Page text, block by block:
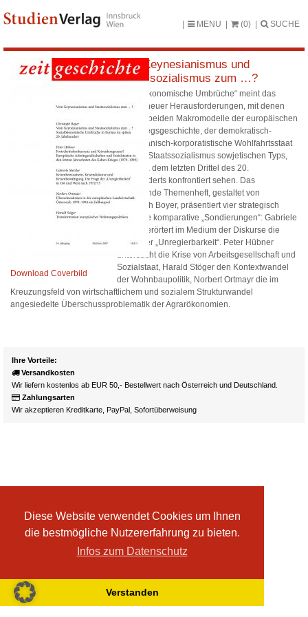
Diese Website verwendet Cookies um Ihnen
die bestmögliche Nutzererfahrung zu bieten.
Infos zum Datenschutz
Verstanden
MENU (0) SUCHE
Download Coverbild
Vom Keynesianismus und
Staatssozialismus zum …?
„Sozialökonomische Umbrüche“ meint das
Bündel neuer Herausforderungen, mit denen
sich die beiden Makromodelle der europäischen
Nachkriegsgeschichte, der demokratisch-
keynesianisch-korporatistische Wohlfahrtsstaat
und der Staatssozialismus sowjetischen Typs,
seit etwa dem letzten Drittel des 20.
Jahrhunderts konfrontiert sehen. Das
vorliegende Themenheft, gestaltet von
Christoph Boyer, präsentiert vier strategisch
platzierte komparative „Sondierungen“: Gabriele
Metzler erörtert im Medium der Diskurse die
Frage der „Unregierbarkeit“. Peter Hübner
untersucht die Krise von Arbeitsgesellschaft und
Sozialstaat, Harald Stöger den Kontextwandel
der Wohnbaupolitik, Norbert Ortmayr die im
Kreuzungsfeld von wirtschaftlichem und sozialem Strukturwandel
angesiedelte Überschussproblematik der Agrarökonomien.
Ihre Vorteile:
Versandkosten
Wir liefern kostenlos ab EUR 50,- Bestellwert nach Österreich und Deutschland.
Zahlungsarten
Wir akzeptieren Kreditkarte, PayPal, Sofortüberweisung